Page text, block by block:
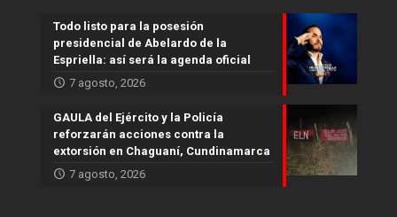
Todo listo para la posesión
presidencial de Abelardo de la
Espriella: así será la agenda oficial
7 agosto, 2026
GAULA del Ejército y la Policía
reforzarán acciones contra la
extorsión en Chaguaní, Cundinamarca
7 agosto, 2026